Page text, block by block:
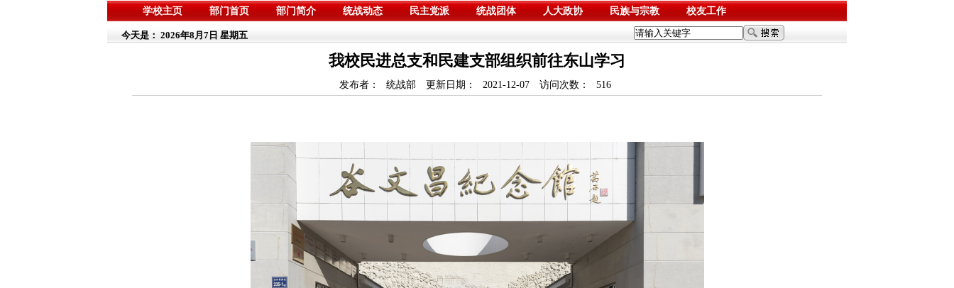
学校主页 部门首页 部门简介 统战动态 民主党派 统战团体 人大政协 民族与宗教 校友工作
今天是： 2026年8月7日 星期五
我校民进总支和民建支部组织前往东山学习
发布者： 统战部 更新日期： 2021-12-07 访问次数： 516